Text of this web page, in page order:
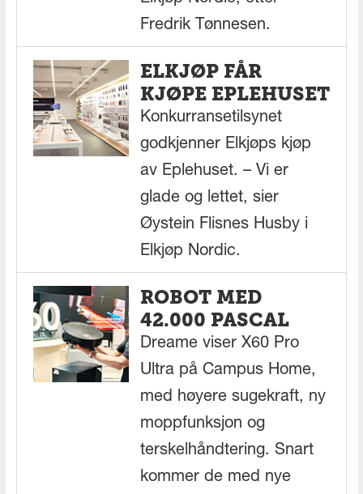
Fredrik Tønnesen.
ELKJØP FÅR
KJØPE EPLEHUSET
Konkurransetilsynet
godkjenner Elkjøps kjøp
av Eplehuset. – Vi er
glade og lettet, sier
Øystein Flisnes Husby i
Elkjøp Nordic.
ROBOT MED
42.000 PASCAL
Dreame viser X60 Pro
Ultra på Campus Home,
med høyere sugekraft, ny
moppfunksjon og
terskelhåndtering. Snart
kommer de med nye